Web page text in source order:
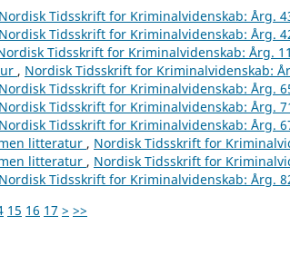
Nordisk Tidsskrift for Kriminalvidenskab: Årg.
Nordisk Tidsskrift for Kriminalvidenskab: Årg.
Tidsskrift for Kriminalvidenskab: Årg.
, Nordisk Tidsskrift for Kriminalvidenskab:
Nordisk Tidsskrift for Kriminalvidenskab: Årg.
Nordisk Tidsskrift for Kriminalvidenskab: Årg.
Nordisk Tidsskrift for Kriminalvidenskab: Årg.
litteratur , Nordisk Tidsskrift for
litteratur , Nordisk Tidsskrift for
Nordisk Tidsskrift for Kriminalvidenskab: Årg.
15 16 17 > >>